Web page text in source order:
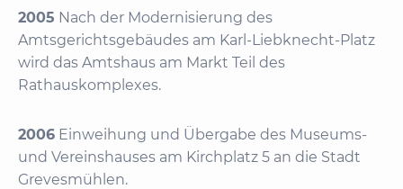
2005 Nach der Modernisierung des
Amtsgerichtsgebäudes am Karl-Liebknecht-Platz
wird das Amtshaus am Markt Teil des
Rathauskomplexes.
2006 Einweihung und Übergabe des Museums-
und Vereinshauses am Kirchplatz 5 an die Stadt
Grevesmühlen.